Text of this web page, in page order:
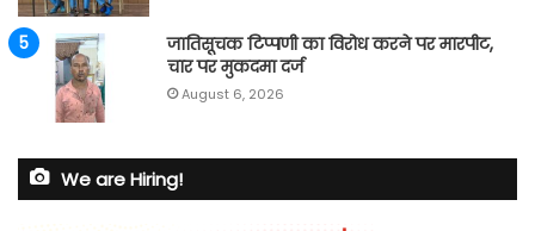
जातिसूचक टिप्पणी का विरोध करने पर मारपीट,
चार पर मुकदमा दर्ज
August 6, 2026
We are Hiring!